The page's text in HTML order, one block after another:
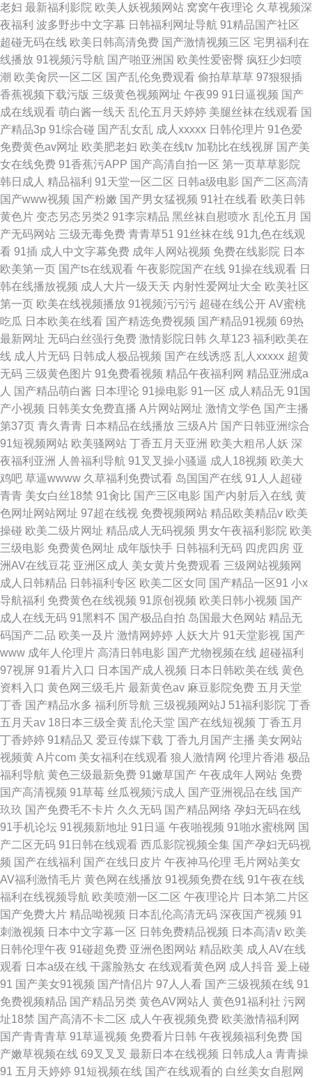
老妇 最新福利影院 欧美人妖视频网站 窝窝午夜理论 久草视频深
夜福利 波多野步中文字幕 日韩福利网址导航 91精品国产社区
超碰无码在线 欧美日韩高清免费 国产激情视频三区 宅男福利在
线播放 91视频污导航 国产啪亚洲国 欧美性爱密臀 疯狂少妇喷
潮 欧美肏屄一区二区 国产乱伦免费观看 偷拍草草草 97狠狠插
香蕉视频下载污版 三级黄色视频网址 午夜99 91日逼视频 国产
成在线观看 萌白酱一线天 乱伦五月天婷婷 美腿丝袜在线观看 国
产精品3p 91综合碰 国产乱女乱 成人xxxxx 日韩伦理片 91色爱
免费黄色av网址 欧美肥老妇 欧美在线tv 加勒比在线视屏 国产美
女在线免费 91香蕉污APP 国产高清自拍一区 第一页草草影院
韩日成人 精品福利 91天堂一区二区 日韩a级电影 国产二区高清
国产www视频 国产粉嫩 国产男女猛视频 91社在线看 欧美日韩
黄色片 变态另态另类2 91李宗精品 黑丝袜自慰喷水 乱伦五月 国
产无码网站 三级无毒免费 青青草51 91丝袜在线 91九色在线观
看 91插 成人中文字幕免费 成年人网站视频 免费在线影院 日本
欧美第一页 国产ts在线观看 午夜影院国产在线 91操在线观看 日
韩在线播放视频 成人大片一级天天 内射性爱网址大全 欧美社区
第一页 欧美在线视频播放 91视频污污污 超碰在线公开 AV蜜桃
吃瓜 日本欧美在线看 国产精选免费视频 国产精品91视频 69热
最新网址 无码白丝强行免费 激情影院日韩 久草123 福利欧美在
线 成人片无码 日韩成人极品视频 国产在线诱惑 乱人xxxxx 超黄
无码 三级黄色图片 91免费看视频 精品午夜福利网 精品亚洲成a
人 国产精品萌白酱 日本理论 91操电影 91一区 成人精品无 91国
产小视频 日韩美女免费直播 A片网站网址 激情文学色 国产主播
第37页 青久青青 日本精品在线播放 三级A片 国产日韩亚洲综合
91短视频网站 欧美骚网站 丁香五月天亚洲 欧美大粗吊人妖 深
夜福利亚洲
人兽福利导航 91叉叉操小骚逼 成人18视频 欧美大
鸡吧 草逼wwww 久草福利免费试看 岛国国产在线 91人人超碰
青青 美女白丝18禁 91肏比 国产三区电影 国产内射后入在线 黄
色网址网站网址 97超在线视 免费视频网站 精品欧美精品v 欧美
操碰 欧美二级片网址 精品成人无码视频 男女午夜福利影院 欧美
三级电影 免费黄色网址 成年版快手 日韩福利无码 四虎四房 亚
洲AV在线豆花 亚洲区成人 美女黄片免费观看 三级网站视频网
成人日韩精品 日韩福利专区 欧美二区女同 国产精品一区91 小x
导航福利 免费黄色在线视频 91原创视频 欧美日韩小视频 国产
成人在线无码 91黑料不 国产极品自拍 岛国最大色网站 精品无
码国产二品 欧美一及片 激情网婷婷 人妖大片 91天堂影视 国产
www 成年人伦理片 高清日韩电影 国产尤物视频在线 超碰福利
97视屏 91看片入口 日本国产成人视频 日本日韩欧美在线 黄色
资料入口 黄色网三级毛片 最新黄色av 麻豆影院免费 五月天堂
丁香 国产精品水多 福利所导航 三级视频网站J 51福利影院 丁香
五月天av 18日本三级全黄 乱伦天堂 国产在线短视频 丁香五月
丁香婷婷 91精品又 爱豆传媒下载 丁香九月国产主播 美女网站
视频黄 A片com 美女福利在线观看 狼人激情网 伦理片香港 极品
福利导航 黄色三级最新免费 91嫩草国产 午夜成年人网站 免费
国产高清视频 91草莓 丝瓜视频污成人 国产亚洲视品在线 国产
玖玖 国产免费毛不卡片 久久无码 国产精品网络 孕妇无码在线
91手机论坛 91视频新地址 91日逼 午夜啪视频 91啪水蜜桃网 国
产二区无码 91日韩在线观看 西瓜影院视频全集 国产孕妇无码视
频 国产在线福利 国产在线日皮片 午夜神马伦理 毛片网站美女
AV福利激情毛片 黄色网在线播放 91视频免费在线 91午夜在线
福利在线视频导航 欧美喷潮一区二区 午夜理论片 日本第二片区
国产免费大片 精品呦视频 日本乱伦高清无码 深夜国产视频 91
刺激视频 日本中文字幕一区 日韩免费精品视频 日本高清v 欧美
日韩伦理午夜 91碰超免费 亚洲色图网站 精品欧美 成人AV在线
观看 日本a级在线 干露脸熟女 在线观看黄色网 成人抖音 爰上碰
91 国产美女91视频 国产情侣片 97人人看 国产三级视频在线 91
免费视频精品 国产精品另类 黄色AV网站人 黄色91福利社 污网
址18禁 国产高清不卡二区 成人午夜视频免费 欧美激情福利网
国产青青青草 91草逼视频 免费看片日韩 午夜视频福利免费 国
产嫩草视频在线 69叉叉叉 最新日本在线视频 日韩成人a 青青操
91 五月天婷婷 91短视频在线 国产在线观看的 白丝美女自慰网